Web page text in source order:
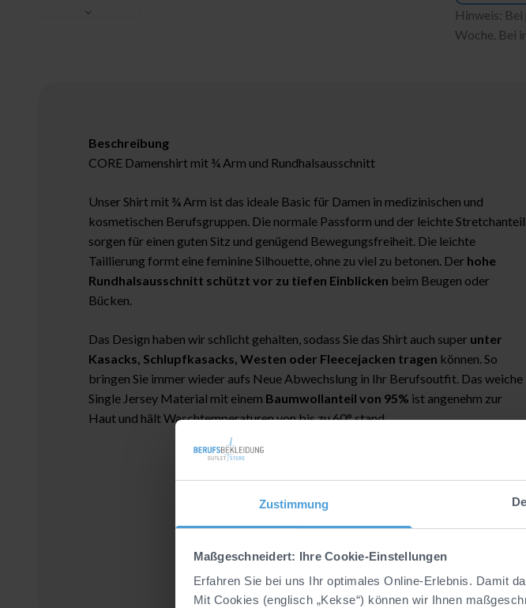
Zustimmung
Maßgeschneidert: Ihre Cookie-Einstellungen
Erfahren Sie bei uns Ihr optimales Online-Erlebnis. Damit
Mit Cookies (englisch „Kekse“) können wir Ihnen
Hinweis:
Woche. Bei
Beschreibung
CORE Damenshirt mit ¾ Arm und Rundhalsausschnitt
Unser Shirt mit ¾ Arm ist das ideale Basic für Damen in medizinischen und
kosmetischen Berufsgruppen. Die normale Passform und der leichte Stretchanteil
sorgen für einen guten Sitz und genügend Bewegungsfreiheit. Die leichte
Taillierung formt eine feminine Silhouette, ohne zu viel zu betonen. Der hohe
Rundhalsausschnitt schützt vor zu tiefen Einblicken beim Beugen oder
Bücken.
Das Design haben wir schlicht gehalten, sodass Sie das Shirt auch super unter
Kasacks, Schlupfkasacks, Westen oder Fleecejacken tragen können. So
bringen Sie immer wieder aufs Neue Abwechslung in Ihr Berufsoutfit. Das weiche
Single Jersey Material mit einem Baumwollanteil von 95% ist angenehm zur
Haut und hält Waschtemperaturen von bis zu 60° stand.